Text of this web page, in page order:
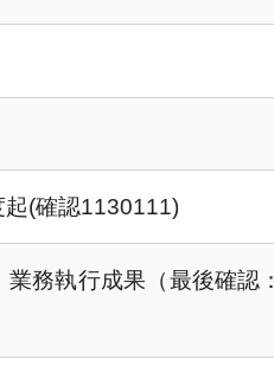
(確認1130111)
務執行成果（最後確認：